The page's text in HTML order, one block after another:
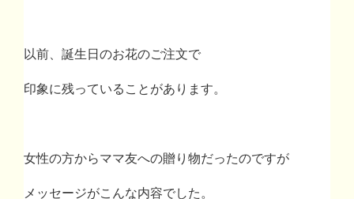
以前、誕生日のお花のご注文で
印象に残っていることがあります。
女性の方からママ友への贈り物だったのですが
メッセージがこんな内容でした。